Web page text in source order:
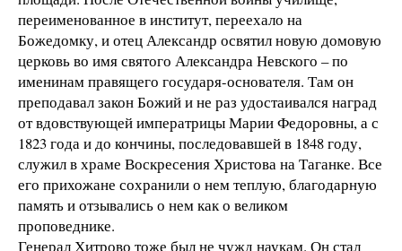
переименованное в институт, переехало на
Божедомку, и отец Александр освятил новую домовую
церковь во имя святого Александра Невского – по
именинам правящего государя-основателя. Там он
преподавал закон Божий и не раз удостаивался наград
от вдовствующей императрицы Марии Федоровны, а с
1823 года и до кончины, последовавшей в 1848 году,
служил в храме Воскресения Христова на Таганке. Все
его прихожане сохранили о нем теплую, благодарную
память и отзывались о нем как о великом
проповеднике.
Генерал Хитрово тоже был не чужд наукам. Он стал